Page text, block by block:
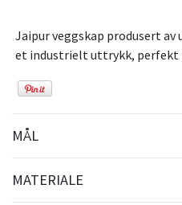
Jaipur veggskap produsert
et industrielt uttrykk, perfekt
MÅL
MATERIALE